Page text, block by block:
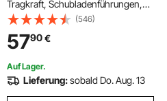
Tragkraft, Schubladenführungen,
Kugellager mit Sperre, seitlich
montierte Teleskopschienen für
Regale, Schränke,
Industrieschubladen
(546)
5790€
Auf Lager.
Lieferung:sobald Do. Aug. 13